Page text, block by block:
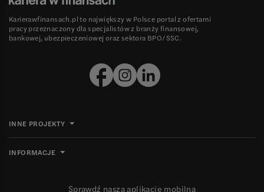
Karierawfinansach.pl to największy w Polsce portal z ofertami
pracy przeznaczony dla specjalistów z branży finansowej,
bankowej, ubezpieczeniowej oraz sektora BPO/SSC.
INNE PROJEKTY
INFORMACJE
Sprawdź naszą aplikację mobilną